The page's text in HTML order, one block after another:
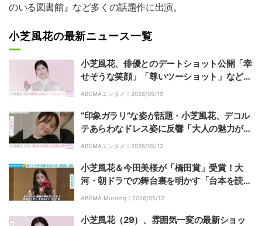
のいる図書館』など多くの話題作に出演。
小芝風花の最新ニュース一覧
小芝風花、俳優とのデートショット公開「幸
せそうな笑顔」「尊いツーショット」などの
反響
ABEMAエンタメ｜ 2026/05/19
“印象ガラリ”な姿が話題・小芝風花、デコル
テあらわなドレス姿に反響「大人の魅力が出
てきましたね！」
ABEMAエンタメ｜ 2026/05/12
小芝風花＆今田美桜が「橋田賞」受賞！大
河・朝ドラでの舞台裏を明かす「台本を読む
と涙があふれた」「戦争や生きるということ
ABEMA Morning｜ 2026/05/12
小芝風花（29）、雰囲気一変の最新ショッ